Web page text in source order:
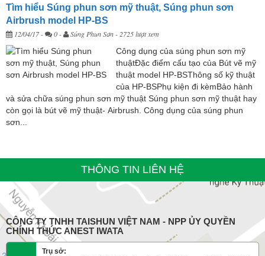
Tìm hiểu Súng phun sơn mỹ thuật, Súng phun sơn
Airbrush model HP-BS
12/04/17- 0 - Súng Phun Sơn- 2725 lượt xem
Công dụng của súng phun sơn mỹ
thuậtĐặc điểm cấu tạo của Bút vẽ mỹ
thuật model HP-BSThông số kỹ thuật
của HP-BSPhụ kiện đi kèmBảo hành
và sửa chữa súng phun sơn mỹ thuật Súng phun sơn mỹ thuật hay
còn gọi là bút vẽ mỹ thuật- Airbrush. Công dụng của súng phun
sơn...
THÔNG TIN LIÊN HỆ
CÔNG TY TNHH TAISHUN VIỆT NAM - NPP ỦY QUYỀN
CHÍNH THỨC ANEST IWATA
Trụ sở: